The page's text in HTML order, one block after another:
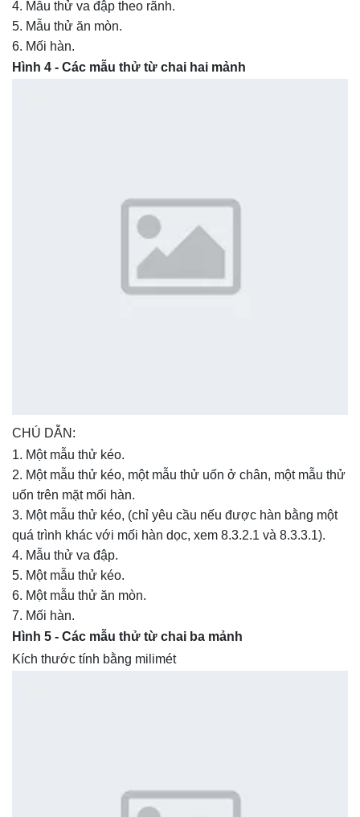
Mẫu thử va đập theo rãnh.
Mẫu thử ăn mòn.
Mối hàn.
Hình 4 - Các mẫu thử từ chai hai mảnh
CHÚ DẪN:
Một mẫu thử kéo.
Một mẫu thử kéo, một mẫu thử uốn ở chân, một mẫu thử
uốn trên mặt mối hàn.
Một mẫu thử kéo, (chỉ yêu cầu nếu được hàn bằng một
quá trình khác với mối hàn dọc, xem 8.3.2.1 và 8.3.3.1).
Mẫu thử va đập.
Một mẫu thử kéo.
Một mẫu thử ăn mòn.
Mối hàn.
Hình 5 - Các mẫu thử từ chai ba mảnh
Kích thước tính bằng milimét